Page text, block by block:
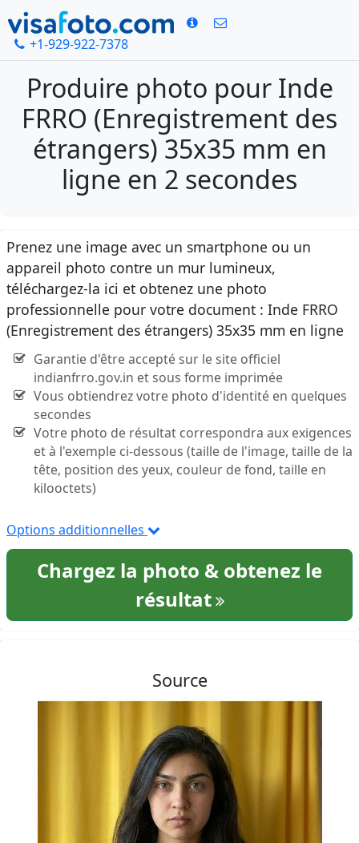
+1-929-922-7378
Produire photo pour Inde
FRRO (Enregistrement des
étrangers) 35x35 mm en
ligne en 2 secondes
Prenez une image avec un smartphone ou un
appareil photo contre un mur lumineux,
téléchargez-la ici et obtenez une photo
professionnelle pour votre document : Inde FRRO
(Enregistrement des étrangers) 35x35 mm en ligne
Garantie d'être accepté sur le site officiel
indianfrro.gov.in et sous forme imprimée
Vous obtiendrez votre photo d'identité en quelques
secondes
Votre photo de résultat correspondra aux exigences
et à l'exemple ci-dessous (taille de l'image, taille de la
tête, position des yeux, couleur de fond, taille en
kilooctets)
Options additionnelles
Chargez la photo & obtenez le
résultat
Source